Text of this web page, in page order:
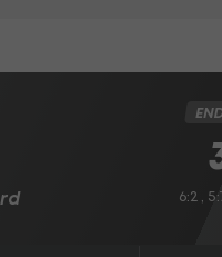
6:2 ,